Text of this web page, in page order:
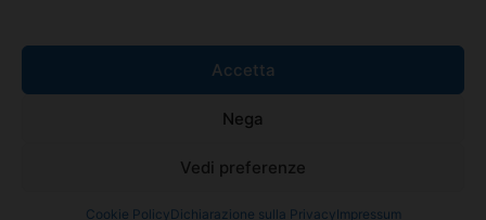
Accetta
Nega
Vedi preferenze
Cookie PolicyDichiarazione sulla PrivacyImpressum
Home
Iscriviti alla Newsletter